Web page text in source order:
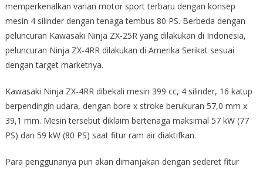
memperkenalkan varian motor sport terbaru dengan konsep
mesin 4 silinder dengan tenaga tembus 80 PS. Berbeda dengan
peluncuran Kawasaki Ninja ZX-25R yang dilakukan di Indonesia,
peluncuran Ninja ZX-4RR dilakukan di Amerika Serikat sesuai
dengan target marketnya.
Kawasaki Ninja ZX-4RR dibekali mesin 399 cc, 4 silinder, 16 katup
berpendingin udara, dengan bore x stroke berukuran 57,0 mm x
39,1 mm. Mesin tersebut diklaim bertenaga maksimal 57 kW (77
PS) dan 59 kW (80 PS) saat fitur ram air diaktifkan.
Para penggunanya pun akan dimanjakan dengan sederet fitur